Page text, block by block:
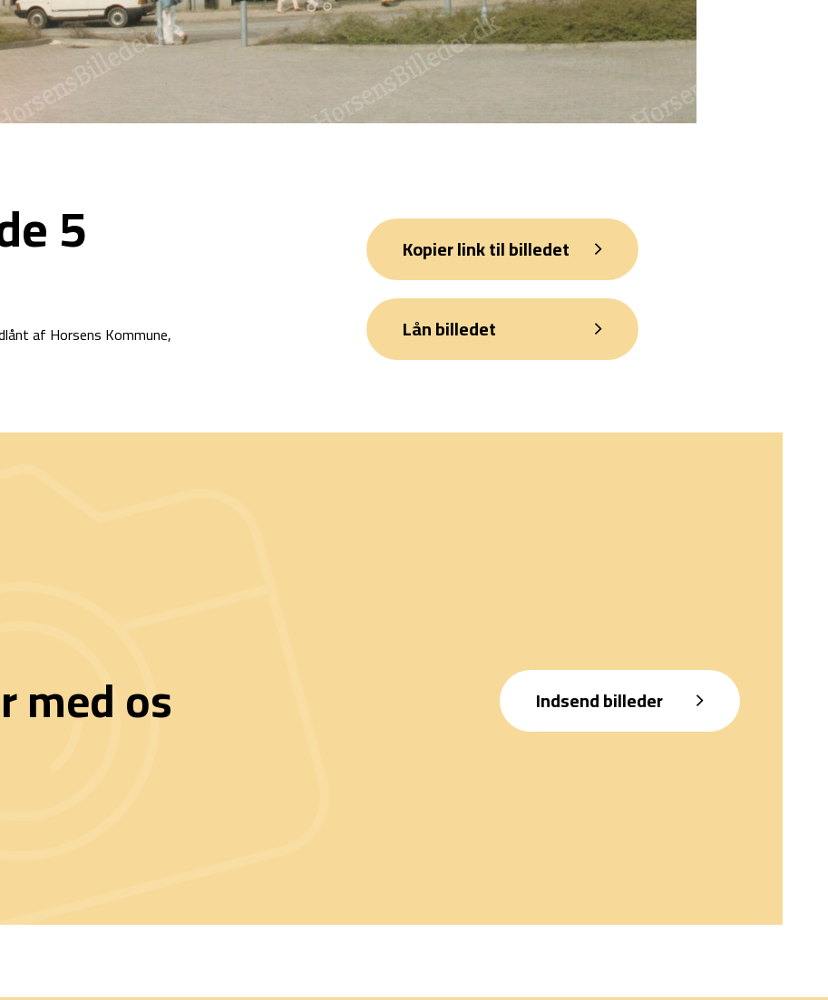
5
af Horsens Kommune,
Kopier link til billedet
Lån billedet
med os Indsend billeder